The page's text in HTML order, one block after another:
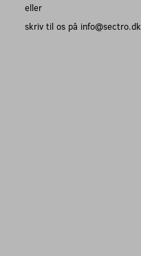
eller
skriv til os på info@sectro.dk